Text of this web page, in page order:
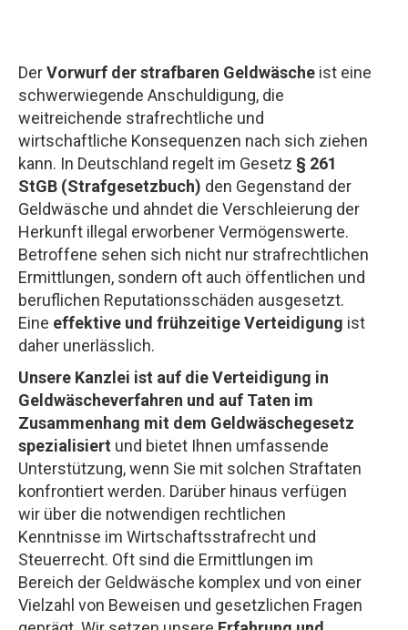
DerVorwurf der strafbaren Geldwäsche ist eine
schwerwiegende Anschuldigung, die
weitreichende strafrechtliche und
wirtschaftliche Konsequenzen nach sich ziehen
kann. In Deutschland regelt im Gesetz § 261
StGB (Strafgesetzbuch) den Gegenstand der
Geldwäsche und ahndet die Verschleierung der
Herkunft illegal erworbener Vermögenswerte.
Betroffene sehen sich nicht nur strafrechtlichen
Ermittlungen, sondern oft auch öffentlichen und
beruflichen Reputationsschäden ausgesetzt.
Eine effektive und frühzeitige Verteidigung ist
daher unerlässlich.
Unsere Kanzlei ist auf die Verteidigung in
Geldwäscheverfahren und auf Taten im
Zusammenhang mit dem Geldwäschegesetz
spezialisiert und bietet Ihnen umfassende
Unterstützung, wenn Sie mit solchen Straftaten
konfrontiert werden. Darüber hinaus verfügen
wir über die notwendigen rechtlichen
Kenntnisse im Wirtschaftsstrafrecht und
Steuerrecht. Oft sind die Ermittlungen im
Bereich der Geldwäsche komplex und von einer
Vielzahl von Beweisen und gesetzlichen Fragen